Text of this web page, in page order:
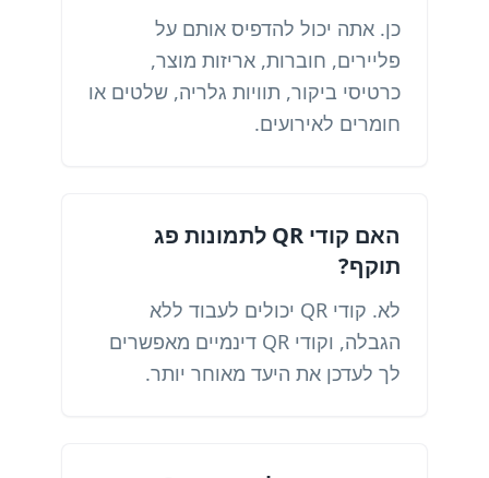
כן. אתה יכול להדפיס אותם על
פליירים, חוברות, אריזות מוצר,
כרטיסי ביקור, תוויות גלריה, שלטים או
חומרים לאירועים.
האם קודי QR לתמונות פג
תוקף?
לא. קודי QR יכולים לעבוד ללא
הגבלה, וקודי QR דינמיים מאפשרים
לך לעדכן את היעד מאוחר יותר.